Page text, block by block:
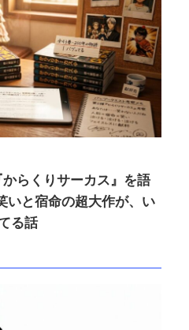
らくりサーカス』を語
と宿命の超大作が、い
る話